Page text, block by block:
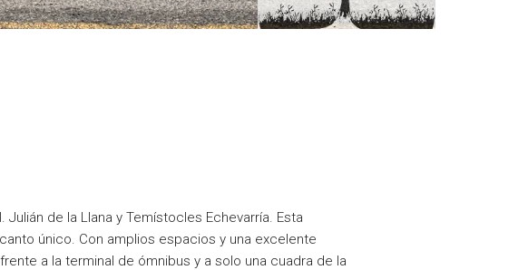
de la Llana y Temístocles Echevarría. Esta
único. Con amplios espacios y una excelente
a la terminal de ómnibus y a solo una cuadra de la